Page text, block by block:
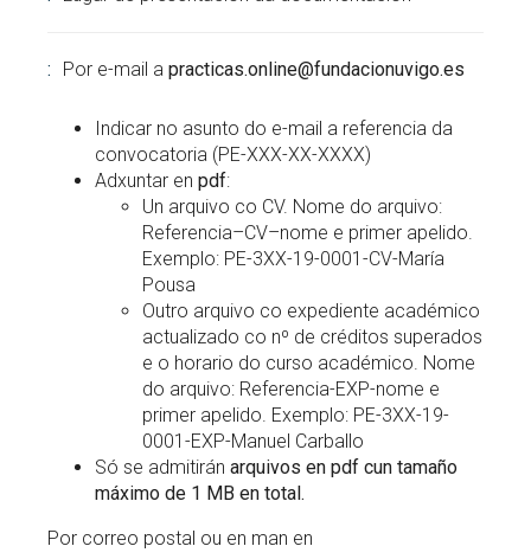
Por e-mail a practicas.online@fundacionuvigo.es
Indicar no asunto do e-mail a referencia da
convocatoria (PE-XXX-XX-XXXX)
Adxuntar en pdf:
Un arquivo co CV. Nome do arquivo:
Referencia–CV–nome e primer apelido.
Exemplo: PE-3XX-19-0001-CV-María
Pousa
Outro arquivo co expediente académico
actualizado co nº de créditos superados
e o horario do curso académico. Nome
do arquivo: Referencia-EXP-nome e
primer apelido. Exemplo: PE-3XX-19-
0001-EXP-Manuel Carballo
Só se admitirán arquivos en pdf cun tamaño
máximo de 1 MB en total.
Por correo postal ou en man en